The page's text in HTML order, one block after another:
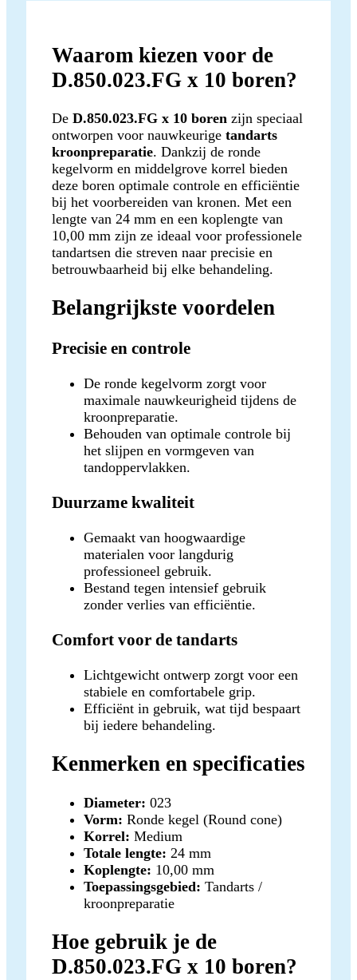
Waarom kiezen voor de
D.850.023.FG x 10 boren?
De D.850.023.FG x 10 boren zijn speciaal
ontworpen voor nauwkeurige tandarts
kroonpreparatie. Dankzij de ronde
kegelvorm en middelgrove korrel bieden
deze boren optimale controle en efficiëntie
bij het voorbereiden van kronen. Met een
lengte van 24 mm en een koplengte van
10,00 mm zijn ze ideaal voor professionele
tandartsen die streven naar precisie en
betrouwbaarheid bij elke behandeling.
Belangrijkste voordelen
Precisie en controle
De ronde kegelvorm zorgt voor
maximale nauwkeurigheid tijdens de
kroonpreparatie.
Behouden van optimale controle bij
het slijpen en vormgeven van
tandoppervlakken.
Duurzame kwaliteit
Gemaakt van hoogwaardige
materialen voor langdurig
professioneel gebruik.
Bestand tegen intensief gebruik
zonder verlies van efficiëntie.
Comfort voor de tandarts
Lichtgewicht ontwerp zorgt voor een
stabiele en comfortabele grip.
Efficiënt in gebruik, wat tijd bespaart
bij iedere behandeling.
Kenmerken en specificaties
Diameter: 023
Vorm: Ronde kegel (Round cone)
Korrel: Medium
Totale lengte: 24 mm
Koplengte: 10,00 mm
Toepassingsgebied: Tandarts /
kroonpreparatie
Hoe gebruik je de
D.850.023.FG x 10 boren?